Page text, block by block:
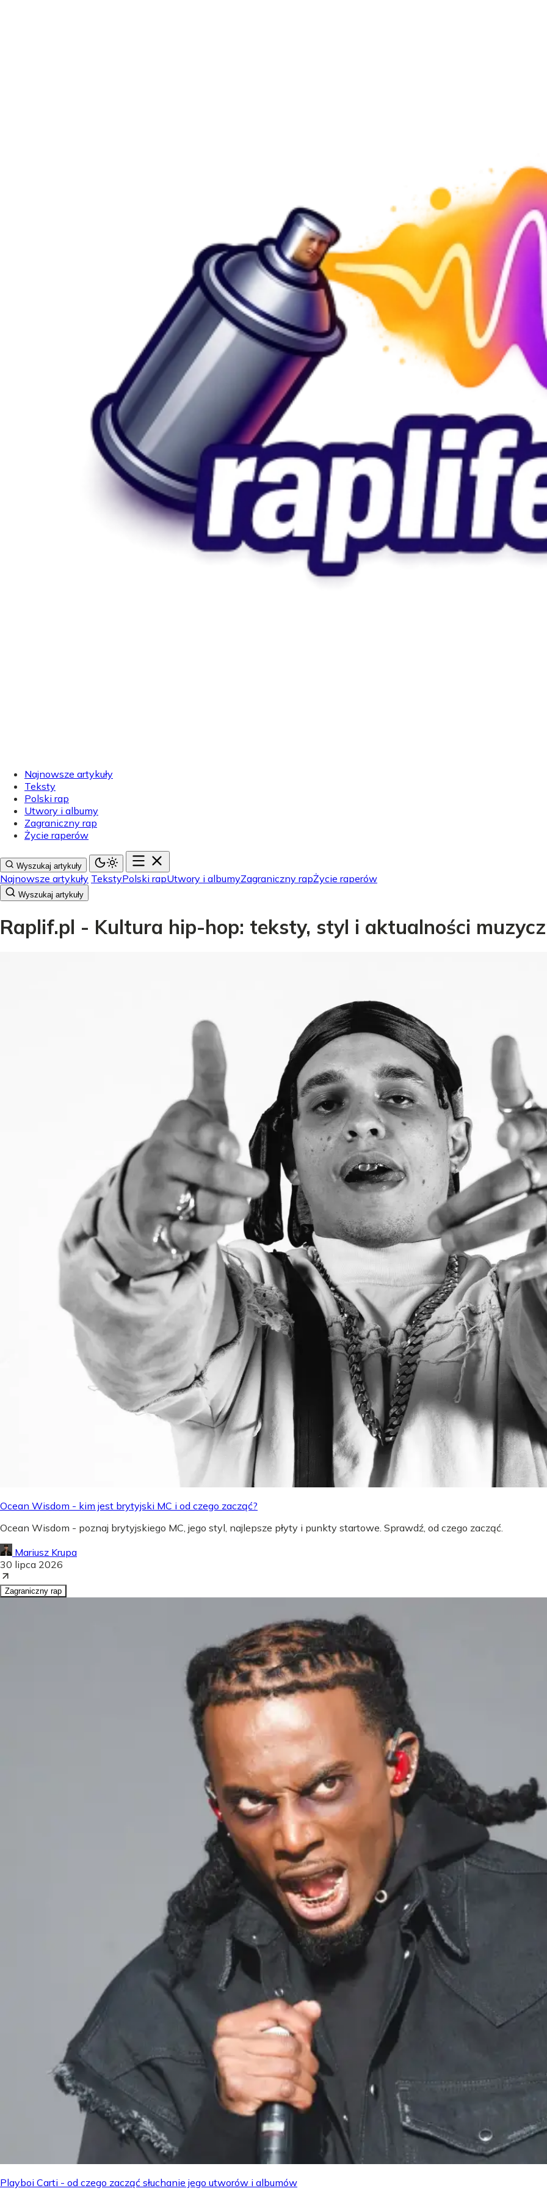
Najnowsze artykuły
Teksty
Polski rap
Utwory i albumy
Zagraniczny rap
Życie raperów
Wyszukaj artykuły
Najnowsze artykuły TekstyPolski rapUtwory i albumyZagraniczny rapŻycie raperów
Wyszukaj artykuły
Raplif.pl - Kultura hip-hop: teksty, styl i aktualności
Ocean Wisdom - kim jest brytyjski MC i od czego zacząć?
Ocean Wisdom - poznaj brytyjskiego MC, jego styl, najlepsze płyty i punkty startowe. Sprawdź, od czego zacząć.
Mariusz Krupa
30 lipca 2026
Zagraniczny rap
Playboi Carti - od czego zacząć słuchanie jego utworów i albumów